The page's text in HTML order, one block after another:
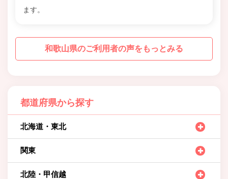
ます。
和歌山県のご利用者の声をもっとみる
都道府県から探す
北海道・東北
関東
北陸・甲信越